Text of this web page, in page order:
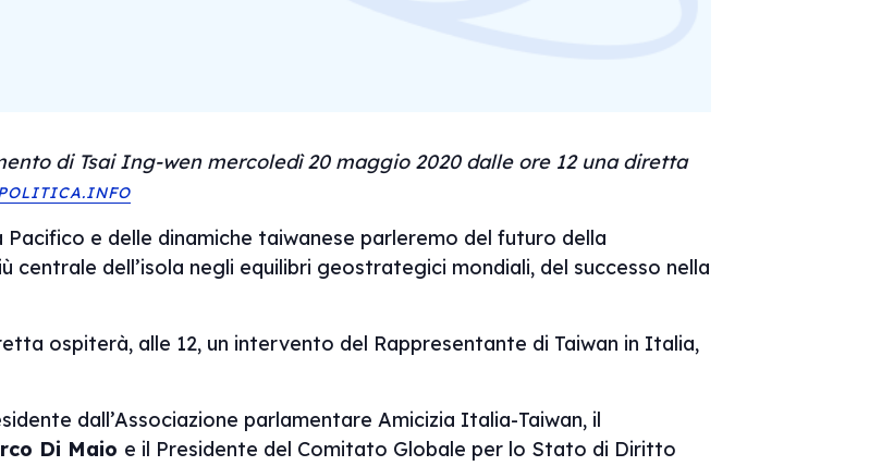
di Tsai Ing-wen mercoledì 20 maggio 2020 dalle ore 12 una diretta
Pacifico e delle dinamiche taiwanese parleremo del futuro della
centrale dell’isola negli equilibri geostrategici mondiali, del successo nella
ospiterà, alle 12, un intervento del Rappresentante di Taiwan in Italia,
dall’Associazione parlamentare Amicizia Italia-Taiwan, il
Di Maio e il Presidente del Comitato Globale per lo Stato di Diritto